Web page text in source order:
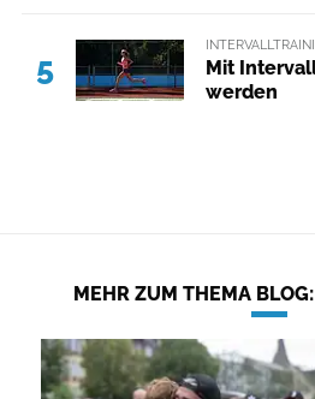
5
Mit
werden
MEHR ZUM THEMA